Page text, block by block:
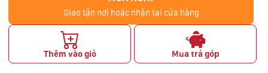
Giao tận nơi hoặc nhận tại cửa hàng
Thêm vào giỏ Mua trả góp